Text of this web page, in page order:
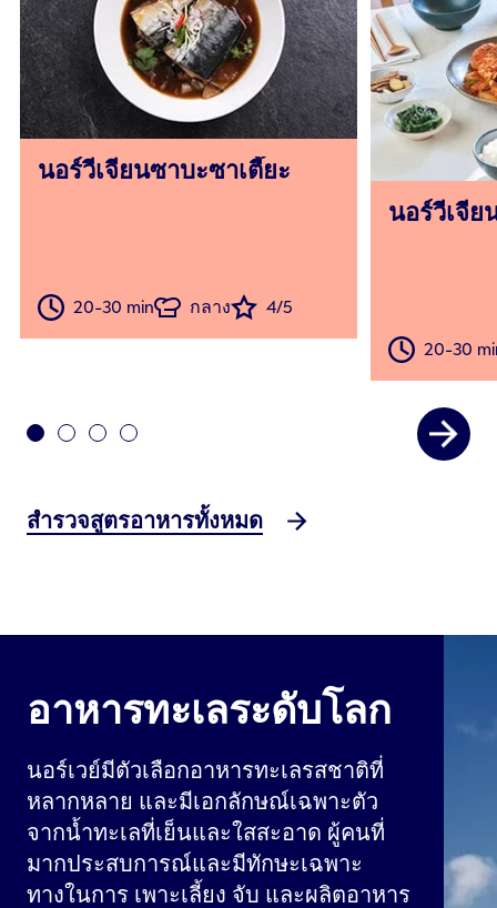
นอร์วีเจียนซาบะซาเตี๊ยะ
20-30 min กลาง 4/5
นอร์วีเจี
20-30
สำรวจสูตรอาหารทั้งหมด
อาหารทะเลระดับโลก
นอร์เวย์มีตัวเลือกอาหารทะเลรสชาติที่
หลากหลาย และมีเอกลักษณ์เฉพาะตัว
จากน้ำทะเลที่เย็นและใสสะอาด ผู้คนที่
มากประสบการณ์และมีทักษะเฉพาะ
ทางในการ เพาะเลี้ยง จับ และผลิตอาหาร